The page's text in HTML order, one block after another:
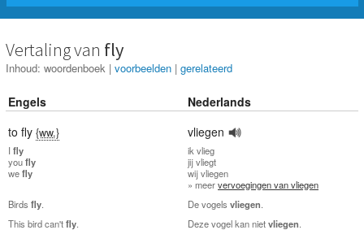
Vertaling van fly
Inhoud: woordenboek | voorbeelden | gerelateerd
Engels
Nederlands
to fly {ww.} vliegen
I fly
youfly
wefly
ik vlieg
jijvliegt
wijvliegen
» meervervoegingen van vliegen
Birds fly De vogels vliegen
This bird can'tfly Deze vogel kan nietvliegen